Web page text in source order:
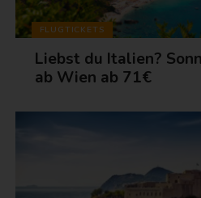
FLUGTICKETS
Liebst du Italien?
ab Wien ab 71€